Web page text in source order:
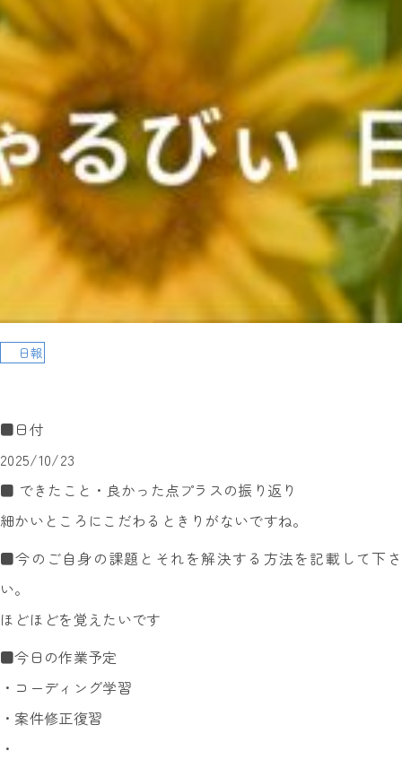
日報
■日付
2025/10/23
■ できたこと・良かった点プラスの振り返り
細かいところにこだわるときりがないですね。
■今のご自身の課題とそれを解決する方法を記載して下さ
い。
ほどほどを覚えたいです
■今日の作業予定
・コーディング学習
・案件修正復習
・